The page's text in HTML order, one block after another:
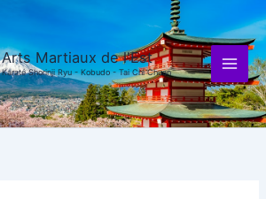
Arts Martiaux de l'Est
Karaté Shorinji Ryu - Kobudo - Tai Chi Chuan